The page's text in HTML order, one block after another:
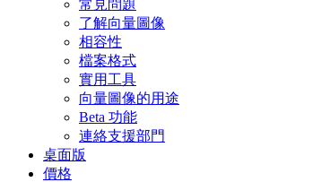
常見問題
了解向量圖像
相容性
檔案格式
實用工具
向量圖像的用途
Beta 功能
連絡支援部門
桌面版
價格